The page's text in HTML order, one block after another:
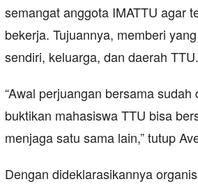
semangat anggota IMATTU agar
bekerja. Tujuannya, memberi
sendiri, keluarga, dan daerah TTU.
“Awal perjuangan bersama
buktikan mahasiswa TTU bisa
menjaga satu sama lain,” tutup
Dengan dideklarasikannya